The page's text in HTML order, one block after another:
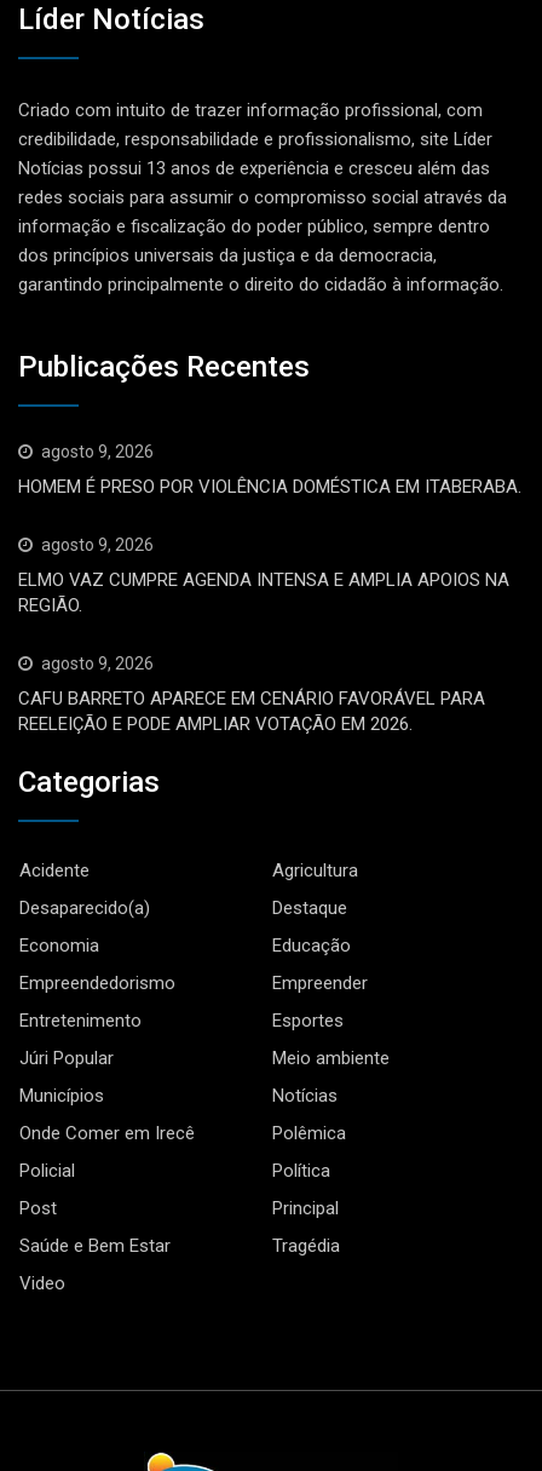
Líder Notícias
Criado com intuito de trazer informação profissional, com
credibilidade, responsabilidade e profissionalismo, site Líder
Notícias possui 13 anos de experiência e cresceu além das
redes sociais para assumir o compromisso social através da
informação e fiscalização do poder público, sempre dentro
dos princípios universais da justiça e da democracia,
garantindo principalmente o direito do cidadão à informação.
Publicações Recentes
agosto 9, 2026
HOMEM É PRESO POR VIOLÊNCIA DOMÉSTICA EM ITABERABA.
agosto 9, 2026
ELMO VAZ CUMPRE AGENDA INTENSA E AMPLIA APOIOS NA
REGIÃO.
agosto 9, 2026
CAFU BARRETO APARECE EM CENÁRIO FAVORÁVEL PARA
REELEIÇÃO E PODE AMPLIAR VOTAÇÃO EM 2026.
Categorias
Acidente
Agricultura
Desaparecido(a)
Destaque
Economia
Educação
Empreendedorismo
Empreender
Entretenimento
Esportes
Júri Popular
Meio ambiente
Municípios
Notícias
Onde Comer em Irecê
Polêmica
Policial
Política
Post
Principal
Saúde e Bem Estar
Tragédia
Video